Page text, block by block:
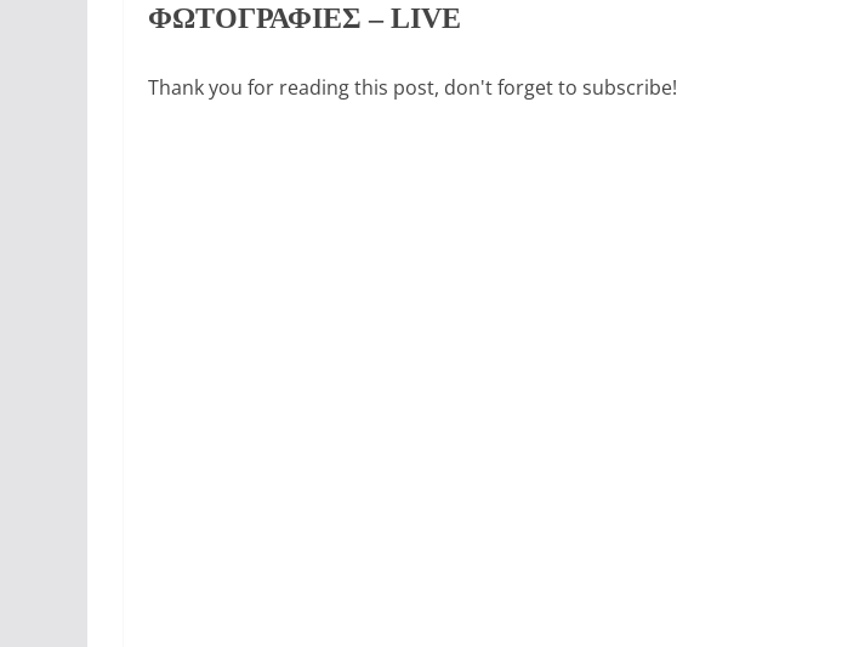
ΦΩΤΟΓΡΑΦΙΕΣ– LIVE
Thank you for reading this post, don't forget to subscribe!